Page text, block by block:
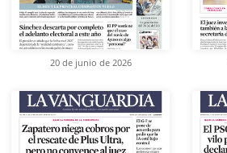
20 de junio de 2026